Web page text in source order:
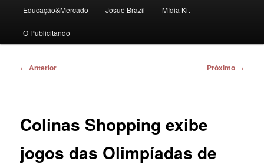
Educação&Mercado Josué Brazil Mídia Kit
O Publicitando
Navegação
← Anterior Próximo →
Colinas Shopping exibe
jogos das Olimpíadas de